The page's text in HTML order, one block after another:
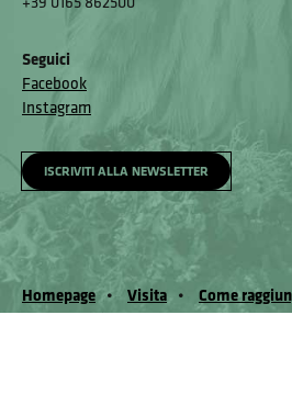
Seguici
Facebook
Instagram
ISCRIVITI ALLA NEWSLETTER
Homepage Visita
Come
Accessibilità e meccanismo di feedback